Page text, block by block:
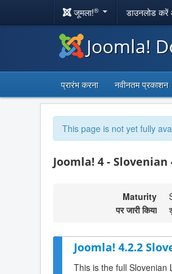
जूमला!® डाउनलोड करें
Joomla!
प्रारंभ करना नवीनतम प्रकाशन
This page is not yet fully
Joomla! 4 - Slovenian
Maturity
पर जारी किया
Joomla! 4.2.2
This is the full Slovenian